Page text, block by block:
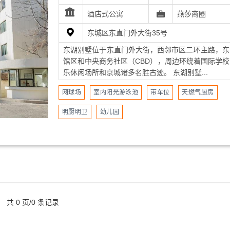
酒店式公寓 燕莎商圈
东城区东直门外大街35号
东湖别墅位于东直门外大街，西邻市区二环主路，
馆区和中央商务社区（CBD），周边环绕着国际学
乐休闲场所和京城诸多名胜古迹。 东湖别墅...
网球场 室内阳光游泳池 带车位 天燃气厨房
明厨明卫 幼儿园
共 0 页/0 条记录